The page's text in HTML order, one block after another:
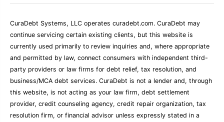
CuraDebt Systems, LLC operates curadebt.com. CuraDebt may
continue servicing certain existing clients, but this website is
currently used primarily to review inquiries and, where appropriate
and permitted by law, connect consumers with independent third-
party providers or law firms for debt relief, tax resolution, and
business/MCA debt services. CuraDebt is not a lender and, through
this website, is not acting as your law firm, debt settlement
provider, credit counseling agency, credit repair organization, tax
resolution firm, or financial advisor unless expressly stated in a